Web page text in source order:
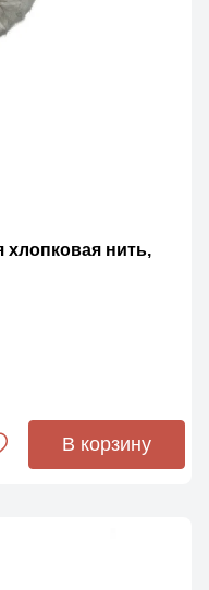
хлопковая нить,
В корзину